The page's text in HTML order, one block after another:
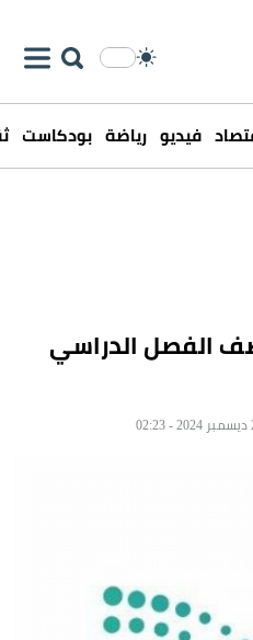
فيديو رياضة بودكاست
الفصل الدراسي